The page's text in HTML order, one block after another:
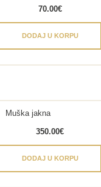
70.00€
DODAJ U KORPU
Muška jakna
350.00€
DODAJ U KORPU